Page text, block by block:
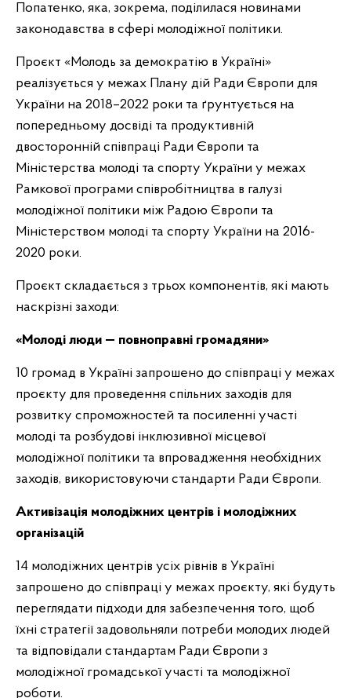
Попатенко, яка, зокрема, поділилася новинами
законодавства в сфері молодіжної політики.
Проєкт «Молодь за демократію в Україні»
реалізується у межах Плану дій Ради Європи для
України на 2018–2022 роки та ґрунтується на
попередньому досвіді та продуктивній
двосторонній співпраці Ради Європи та
Міністерства молоді та спорту України у межах
Рамкової програми співробітництва в галузі
молодіжної політики між Радою Європи та
Міністерством молоді та спорту України на 2016-
2020 роки.
Проєкт складається з трьох компонентів, які мають
наскрізні заходи:
«Молоді люди — повноправні громадяни»
10 громад в Україні запрошено до співпраці у межах
проєкту для проведення спільних заходів для
розвитку спроможностей та посиленні участі
молоді та розбудові інклюзивної місцевої
молодіжної політики та впровадження необхідних
заходів, використовуючи стандарти Ради Європи.
Активізація молодіжних центрів і молодіжних
організацій
14 молодіжних центрів усіх рівнів в Україні
запрошено до співпраці у межах проєкту, які будуть
переглядати підходи для забезпечення того, щоб
їхні стратегії задовольняли потреби молодих людей
та відповідали стандартам Ради Європи з
молодіжної громадської участі та молодіжної
роботи.